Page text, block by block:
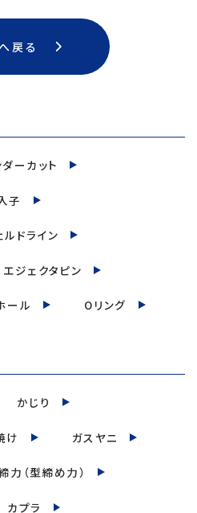
戻る
ーカット
子
ルドライン
エジェクタピン
ール Oリング
かじり
け ガスヤニ
力（型締め力）
カプラ